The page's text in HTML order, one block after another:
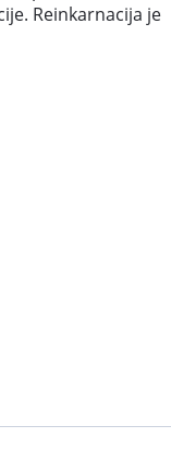
Reinkarnacija je